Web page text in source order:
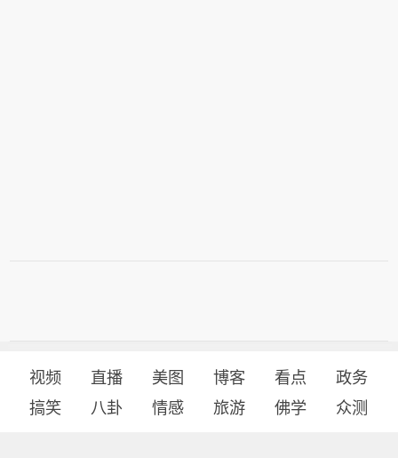
视频 直播 美图 博客 看点
政务
搞笑
八卦 情感 旅游 佛学 众测